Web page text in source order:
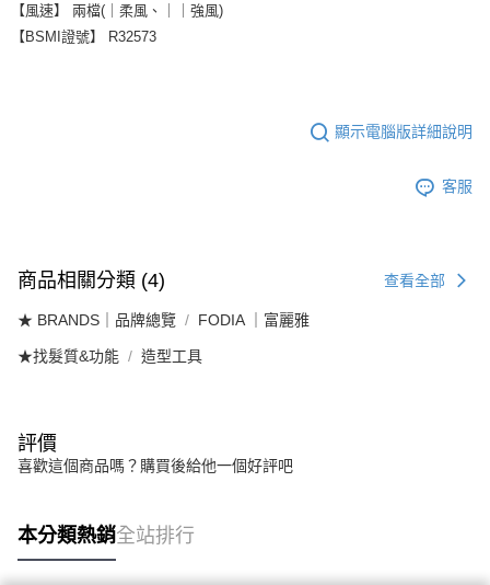
【風速】 兩檔(｜柔風、｜｜強風)
【BSMI證號】 R32573
顯示電腦版詳細說明
客服
商品相關分類 (4) 查看全部
★ BRANDS｜品牌總覽 FODIA ｜富麗雅
★找髮質&功能 造型工具
評價
喜歡這個商品嗎？購買後給他一個好評吧
本分類熱銷全站排行